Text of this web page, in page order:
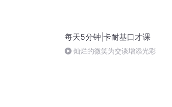
每天5分钟|卡耐基口才课
灿烂的微笑为交谈增添光彩